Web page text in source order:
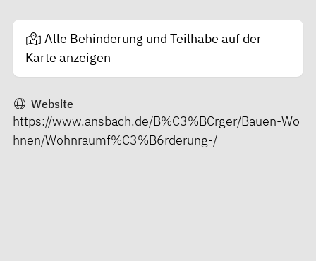
Alle Behinderung und Teilhabe auf der
Karte anzeigen
Website
https://www.ansbach.de/B%C3%BCrger/Bauen-Wo
hnen/Wohnraumf%C3%B6rderung-/